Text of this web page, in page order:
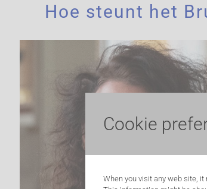
Hoe steunt het
Cookie
When you visit any web site,